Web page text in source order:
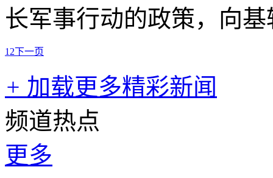
长军事行动的政策，向
1 2下一页
+ 加载更多精彩新闻
频道热点
更多